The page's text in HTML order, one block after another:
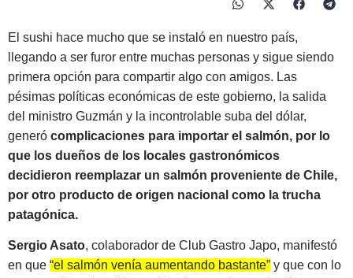
El sushi hace mucho que se instaló en nuestro país,
llegando a ser furor entre muchas personas y sigue siendo
primera opción para compartir algo con amigos. Las
pésimas políticas económicas de este gobierno, la salida
del ministro Guzmán y la incontrolable suba del dólar,
generó complicaciones para importar el salmón, por lo
que los dueños de los locales gastronómicos
decidieron reemplazar un salmón proveniente de Chile,
por otro producto de origen nacional como la trucha
patagónica.
Sergio Asato, colaborador de Club Gastro Japo, manifestó
en que “el salmón venía aumentando bastante” y que con lo